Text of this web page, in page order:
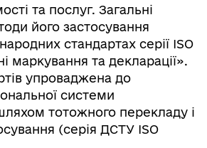
та послуг. Загальні
його застосування
стандартах серії ISO
маркування та декларації».
упроваджена до
системи
тотожного перекладу і
(серія ДСТУ ISO